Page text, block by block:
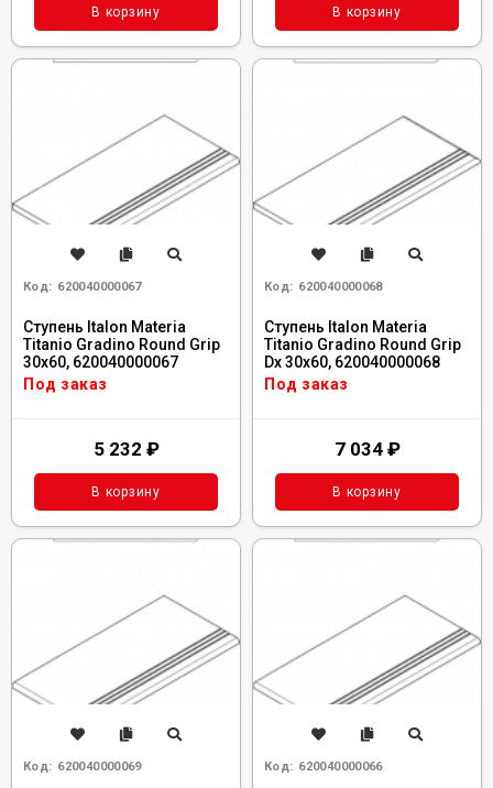
В корзину В корзину
Код: 620040000067
Ступень Italon Materia
Titanio Gradino Round Grip
30x60, 620040000067
Под заказ
5 232 ₽
В корзину
Код: 620040000068
Ступень Italon Materia
Titanio Gradino Round Grip
Dx 30x60, 620040000068
Под заказ
7 034 ₽
В корзину
Код: 620040000069 Код: 620040000066